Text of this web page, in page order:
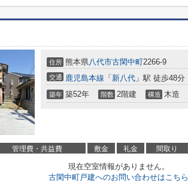
住所 熊本県八代市古閑中町2266-9
交通 鹿児島本線 「 新八代 」駅 徒歩48分
築年 築52年 階数 2階建 構造 木造
管理費・共益費 敷金 礼金 間取り
現在空室情報がありません。
古閑中町戸建へのお問い合わせはこちら